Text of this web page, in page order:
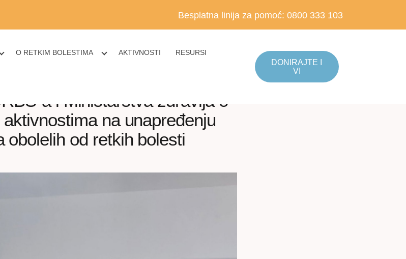
Besplatna linija za pomoć: 0800 333 103
O RETKIM BOLESTIMA AKTIVNOSTI RESURSI
DONIRAJTE I
VI
a i Ministarstva zdravlja o
na unapređenju
obolelih od retkih bolesti